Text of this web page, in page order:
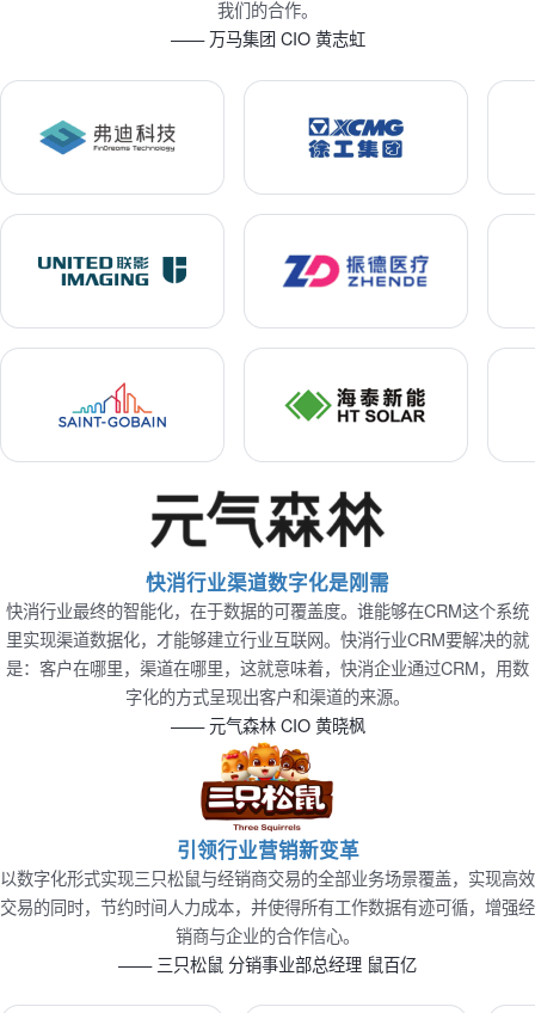
我们的合作。
—— 万马集团 CIO 黄志虹
快消行业渠道数字化是刚需
快消行业最终的智能化，在于数据的可覆盖度。谁能够在CRM这个系统
里实现渠道数据化，才能够建立行业互联网。快消行业CRM要解决的就
是：客户在哪里，渠道在哪里，这就意味着，快消企业通过CRM，用数
字化的方式呈现出客户和渠道的来源。
—— 元气森林 CIO 黄晓枫
引领行业营销新变革
以数字化形式实现三只松鼠与经销商交易的全部业务场景覆盖，实现高效
交易的同时，节约时间人力成本，并使得所有工作数据有迹可循，增强经
销商与企业的合作信心。
—— 三只松鼠 分销事业部总经理 鼠百亿